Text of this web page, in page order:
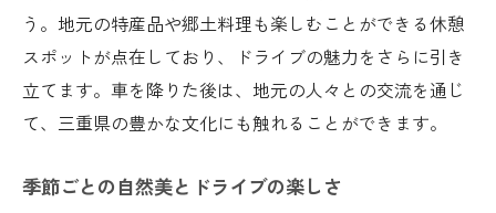
マツダ車が導く熊野古道の歴史と自然への旅
熊野古道の歴史背景とマツダ車の役割
自然保護エリアを巡る際のエコドライブ
熊野古道のハイキングとドライブの組み合
う。地元の特産品や郷土料理も楽しむことができる休憩
スポットが点在しており、ドライブの魅力をさらに引き
立てます。車を降りた後は、地元の人々との交流を通じ
て、三重県の豊かな文化にも触れることができます。
季節ごとの自然美とドライブの楽しさ